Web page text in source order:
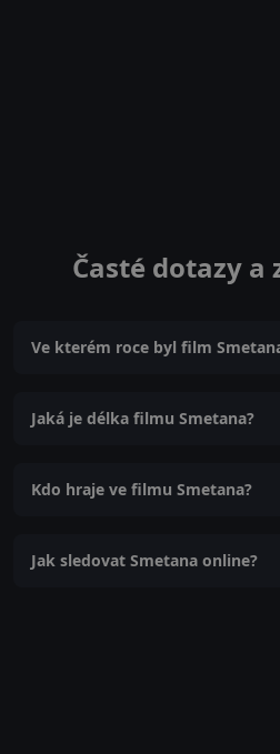
Časté dotazy
Ve kterém roce byl film
Jaká je délka filmu Smetana?
Kdo hraje ve filmu Smetana?
Jak sledovat Smetana online?